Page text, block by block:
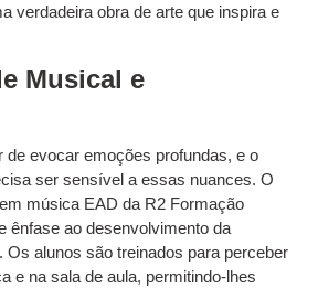
verdadeira obra de arte que inspira e
Musical e
de evocar emoções profundas, e o
ser sensível a essas nuances. O
música EAD da R2 Formação
ênfase ao desenvolvimento da
Os alunos são treinados para perceber
e na sala de aula, permitindo-lhes